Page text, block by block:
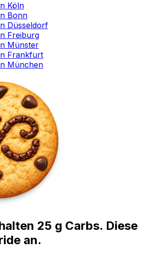
Köln
Bonn
Düsseldorf
Freiburg
Münster
Frankfurt
München
25 g Carbs. Diese
an.